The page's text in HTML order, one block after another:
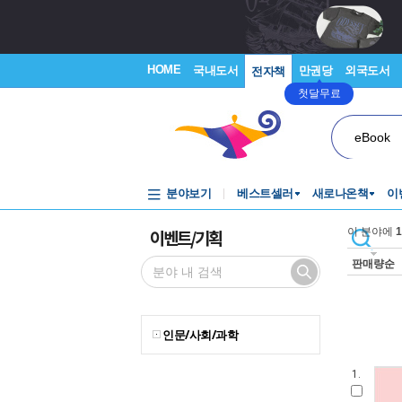
HOME 국내도서 전자책 만권당
첫달무료
외국도서
eBook
분야보기 베스트셀러 새로나온책 이
이벤트/기획
인문/사회/과학
이 분야에
판매량순
1.